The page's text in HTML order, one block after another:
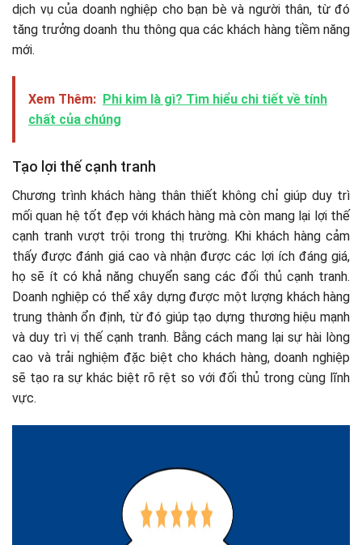
dịch vụ của doanh nghiệp cho bạn bè và người thân, từ đó
tăng trưởng doanh thu thông qua các khách hàng tiềm năng
mới.
Xem Thêm: Phi kim là gì? Tìm hiểu chi tiết về tính
chất của chúng
Tạo lợi thế cạnh tranh
Chương trình khách hàng thân thiết không chỉ giúp duy trì
mối quan hệ tốt đẹp với khách hàng mà còn mang lại lợi thế
cạnh tranh vượt trội trong thị trường. Khi khách hàng cảm
thấy được đánh giá cao và nhận được các lợi ích đáng giá,
họ sẽ ít có khả năng chuyển sang các đối thủ cạnh tranh.
Doanh nghiệp có thể xây dựng được một lượng khách hàng
trung thành ổn định, từ đó giúp tạo dựng thương hiệu mạnh
và duy trì vị thế cạnh tranh. Bằng cách mang lại sự hài lòng
cao và trải nghiệm đặc biệt cho khách hàng, doanh nghiệp
sẽ tạo ra sự khác biệt rõ rệt so với đối thủ trong cùng lĩnh
vực.